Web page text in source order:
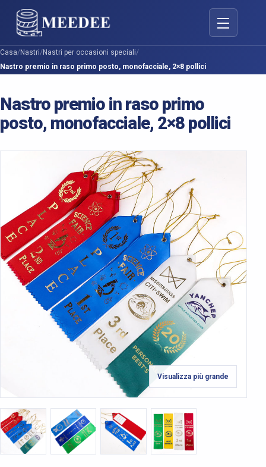
Attiva/
Casa/Nastri/Nastri per occasioni speciali/
Nastro premio in raso primo posto, monofacciale, 2×8 pollici
Nastro premio in raso primo
posto, monofacciale, 2×8 pollici
Visualizza più grande